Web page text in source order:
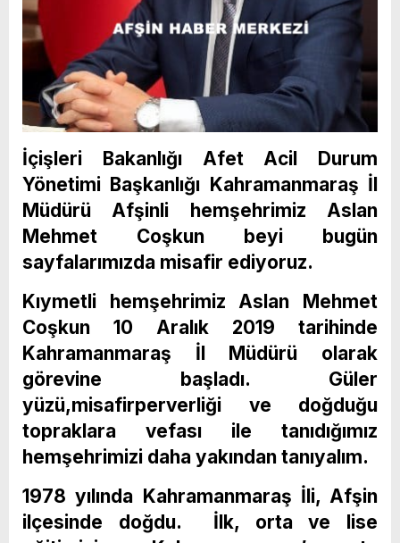
İçişleri Bakanlığı Afet Acil Durum
Yönetimi Başkanlığı Kahramanmaraş İl
Müdürü Afşinli hemşehrimiz Aslan
Mehmet Coşkun beyi bugün
sayfalarımızda misafir ediyoruz.
Kıymetli hemşehrimiz Aslan Mehmet
Coşkun 10 Aralık 2019 tarihinde
Kahramanmaraş İl Müdürü olarak
görevine başladı. Güler
yüzü,misafirperverliği ve doğduğu
topraklara vefası ile tanıdığımız
hemşehrimizi daha yakından tanıyalım.
1978 yılında Kahramanmaraş İli, Afşin
ilçesinde doğdu. İlk, orta ve lise